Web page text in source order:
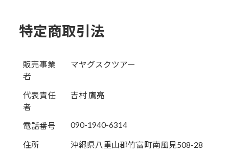
特定商取引法
販売事業
者
マヤグスクツアー
代表責任
者
吉村 鷹亮
電話番号 090-1940-6314
住所
沖縄県八重山郡竹富町南風見508-28